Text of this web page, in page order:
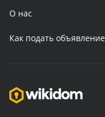
О нас
Как подать объявление